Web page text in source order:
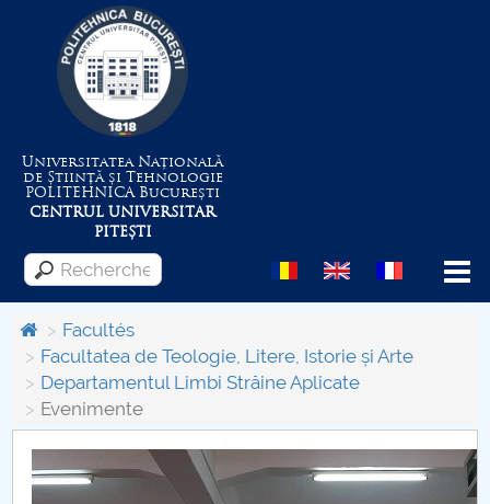
Universitatea Națională
de Știință și Tehnologie
POLITEHNICABucurești
CENTRUL UNIVERSITAR
PITEȘTI
Menu
Despre Universitate
Centrul de Management al Proiectelor
Conseil d'administration
Facultés
Facultatea de Teologie, Litere, Istorie și Arte
Departamentul Limbi Străine Aplicate
Evenimente